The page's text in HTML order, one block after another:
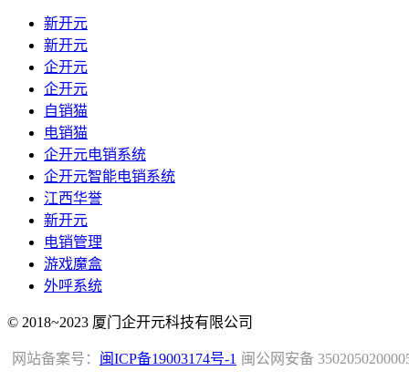
新开元
新开元
企开元
企开元
自销猫
电销猫
企开元电销系统
企开元智能电销系统
江西华誉
新开元
电销管理
游戏魔盒
外呼系统
© 2018~2023 厦门企开元科技有限公司
闽公网安备
网站备案号： 闽ICP备19003174号-1